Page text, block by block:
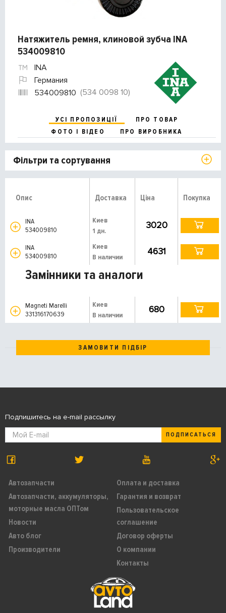
Натяжитель ремня, клиновой зубча INA
534009810
INA
Германия
534009810 (534 0098 10)
УСІ ПРОПОЗИЦІЇ
ПРО ТОВАР
ФОТО І ВІДЕО
ПРО ВИРОБНИКА
Фільтри та сортування
Опис Доставка Ціна Покупка
INA
534009810
Киев
1 дн.
3020
INA
534009810
Киев
В наличии
4631
Замінники та аналоги
Magneti Marelli
331316170639
Киев
В наличии
680
ЗАМОВИТИ ПІДБІР
Автозапчасти
Автозапчасти, аккумуляторы,
моторные масла ОПТом
Новости
Авто блог
Производители
Оплата и доставка
Гарантия и возврат
Пользовательское
соглашение
Договор оферты
О компании
Контакты
Подпишитесь на e-mail рассылку
ПОДПИСАТЬСЯ